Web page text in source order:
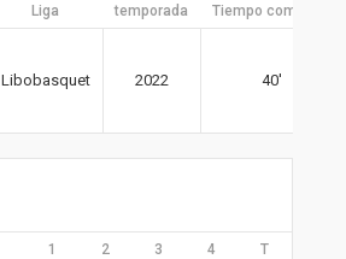
Liga temporada Tiempo completo
Libobasquet 2022 40′
1 2 3 4 T